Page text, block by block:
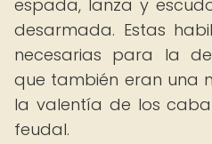
espada, lanza y
desarmada. Estas
necesarias para la
que también eran una
la valentía de los
feudal.